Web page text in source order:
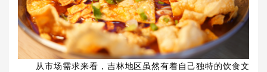
从市场需求来看，吉林地区虽然有着自己独特的饮食文